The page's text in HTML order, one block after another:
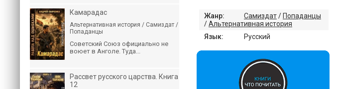
Жанр: Самиздат/ Попаданцы
/Альтернативная история
Язык:
Русский
Камарадас
Альтернативная история / Самиздат /
Попаданцы
Советский Союз официально не
воюет в Анголе. Туда...
Рассвет русского царства. Книга
12